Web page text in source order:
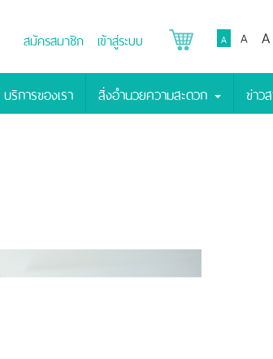
สมัครสมาชิก เข้าสู่ระบบ A A A
บริการของเรา สิ่งอำนวยความสะดวก ข่าว